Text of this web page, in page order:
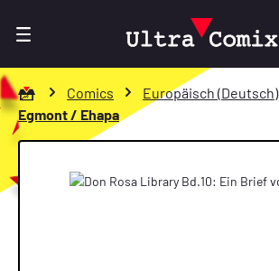
Zur Startseite gehen
Comics
Europäisch (Deutsch)
Egmont / Ehapa
Bildergalerie überspringen